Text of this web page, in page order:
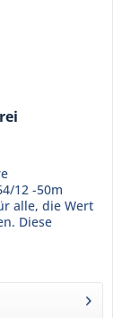
12 -50m
alle, die Wert
Diese